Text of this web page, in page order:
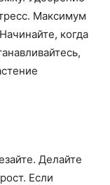
Максимум
когда
Делайте
Если